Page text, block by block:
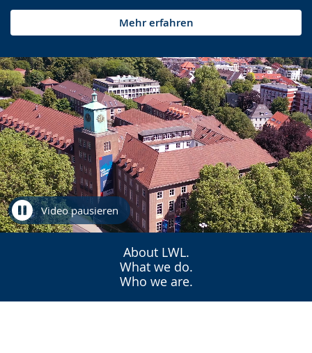
Mehr erfahren
Video pausieren
About LWL.
What we do.
Who we are.